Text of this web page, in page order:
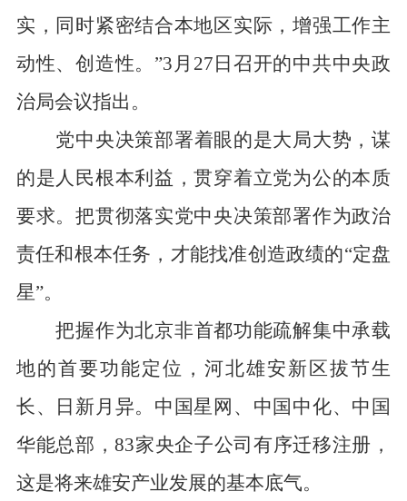
实，同时紧密结合本地区实际，增强工作主
动性、创造性。”3月27日召开的中共中央政
治局会议指出。
党中央决策部署着眼的是大局大势，谋
的是人民根本利益，贯穿着立党为公的本质
要求。把贯彻落实党中央决策部署作为政治
责任和根本任务，才能找准创造政绩的“定盘
星”。
把握作为北京非首都功能疏解集中承载
地的首要功能定位，河北雄安新区拔节生
长、日新月异。中国星网、中国中化、中国
华能总部，83家央企子公司有序迁移注册，
这是将来雄安产业发展的基本底气。